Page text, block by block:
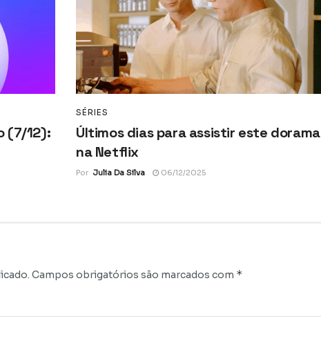
(7/12):
SÉRIES
Últimos dias para assistir este dorama
na Netflix
Por Julia Da Silva 06/12/2025
Campos obrigatórios são marcados com *